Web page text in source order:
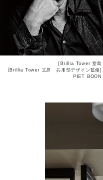
[Brillia Tower 堂島
［Brillia Tower 堂島 共用部デザイン監修]
PIET BOON